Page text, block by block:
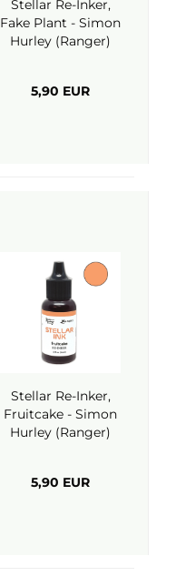
Stellar Re-Inker,
Fake Plant - Simon
Hurley (Ranger)
5,90 EUR
Stellar Re-Inker,
Fruitcake - Simon
Hurley (Ranger)
5,90 EUR